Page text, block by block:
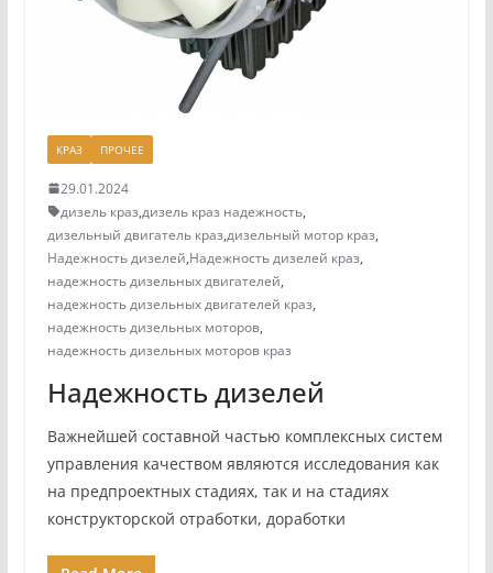
КРАЗ ПРОЧЕЕ
29.01.2024
дизель краз,дизель краз надежность,
дизельный двигатель краз,дизельный мотор краз,
Надежность дизелей,Надежность дизелей краз,
надежность дизельных двигателей,
надежность дизельных двигателей краз,
надежность дизельных моторов,
надежность дизельных моторов краз
Надежность дизелей
Важнейшей составной частью комплексных систем
управления качеством являются исследования как
на предпроектных стадиях, так и на стадиях
конструкторской отработки, доработки